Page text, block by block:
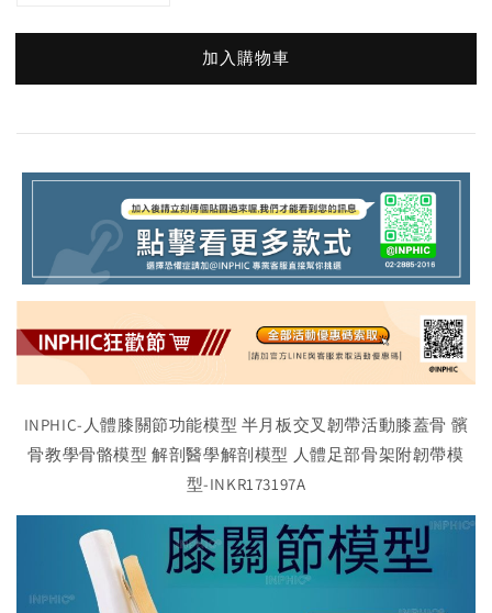
加入購物車
INPHIC-人體膝關節功能模型 半月板交叉韌帶活動膝蓋骨 髕
骨教學骨骼模型 解剖醫學解剖模型 人體足部骨架附韌帶模
型-INKR173197A